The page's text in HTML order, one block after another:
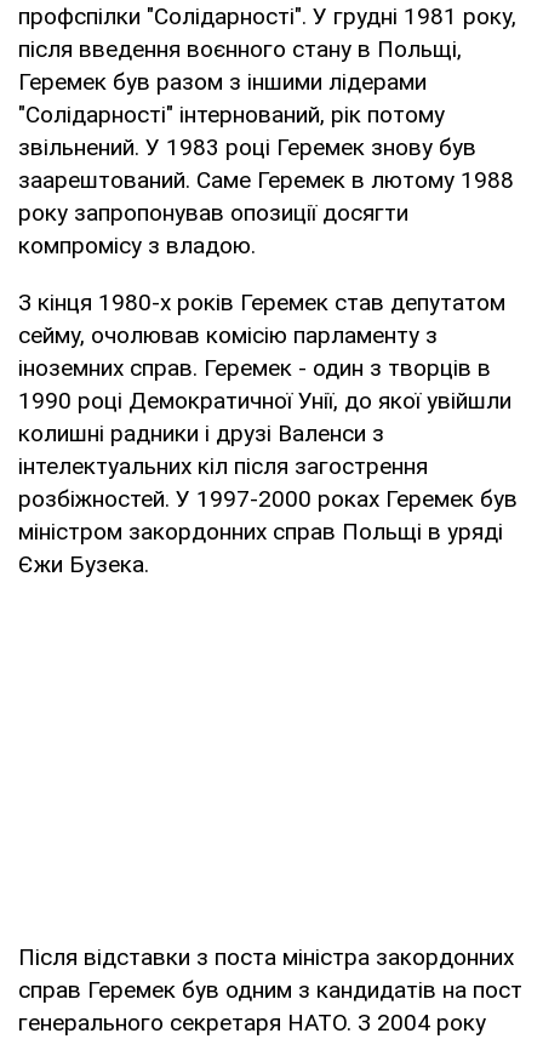
профспілки "Солідарності". У грудні 1981 року,
після введення воєнного стану в Польщі,
Геремек був разом з іншими лідерами
"Солідарності" інтернований, рік потому
звільнений. У 1983 році Геремек знову був
заарештований. Саме Геремек в лютому 1988
року запропонував опозиції досягти
компромісу з владою.
З кінця 1980-х років Геремек став депутатом
сейму, очолював комісію парламенту з
іноземних справ. Геремек - один з творців в
1990 році Демократичної Унії, до якої увійшли
колишні радники і друзі Валенси з
інтелектуальних кіл після загострення
розбіжностей. У 1997-2000 роках Геремек був
міністром закордонних справ Польщі в уряді
Єжи Бузека.
Після відставки з поста міністра закордонних
справ Геремек був одним з кандидатів на пост
генерального секретаря НАТО. З 2004 року